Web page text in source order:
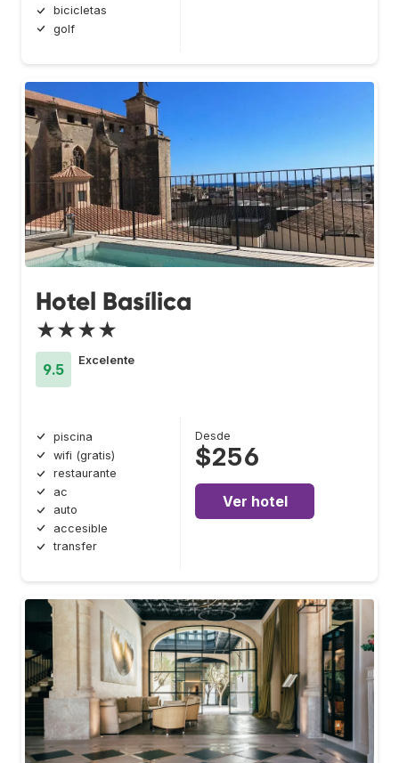
bicicletas
golf
Hotel Basílica
★★★★
9.5
Excelente
piscina
wifi (gratis)
restaurante
ac
auto
accesible
transfer
Desde
$256
Ver hotel